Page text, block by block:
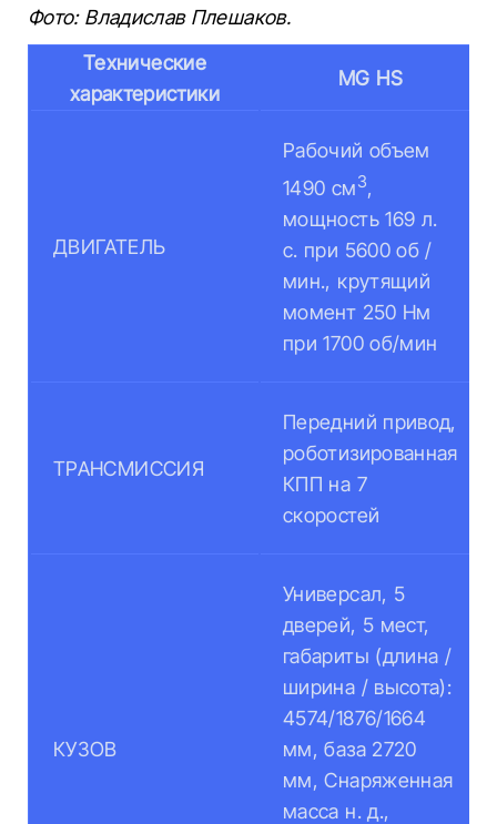
Фото: Владислав Плешаков.
Технические
характеристики
MG HS
ДВИГАТЕЛЬ
Рабочий объем
1490 см3,
мощность 169 л.
с. при 5600 об /
мин., крутящий
момент 250 Нм
при 1700 об/мин
ТРАНСМИССИЯ
Передний привод,
роботизированная
КПП на 7
скоростей
КУЗОВ
Универсал, 5
дверей, 5 мест,
габариты (длина /
ширина / высота):
4574/1876/1664
мм, база 2720
мм, Снаряженная
масса н. д.,